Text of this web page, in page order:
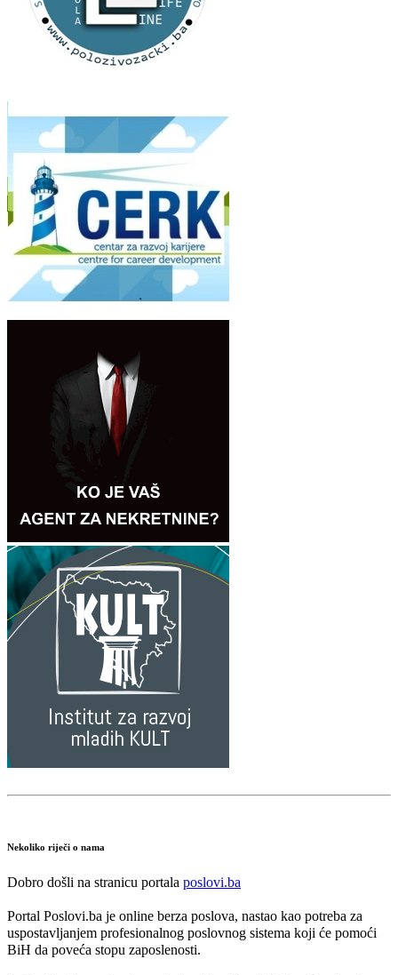
Nekoliko riječi o nama
Dobro došli na stranicu portala poslovi.ba
Portal Poslovi.ba je online berza poslova, nastao kao potreba za
uspostavljanjem profesionalnog poslovnog sistema koji će pomoći
BiH da poveća stopu zaposlenosti.